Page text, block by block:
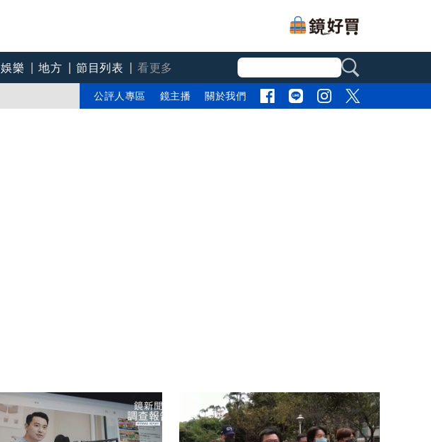
娛樂 地方 節目列表
看更多
公評人專區 鏡主播 關於我們